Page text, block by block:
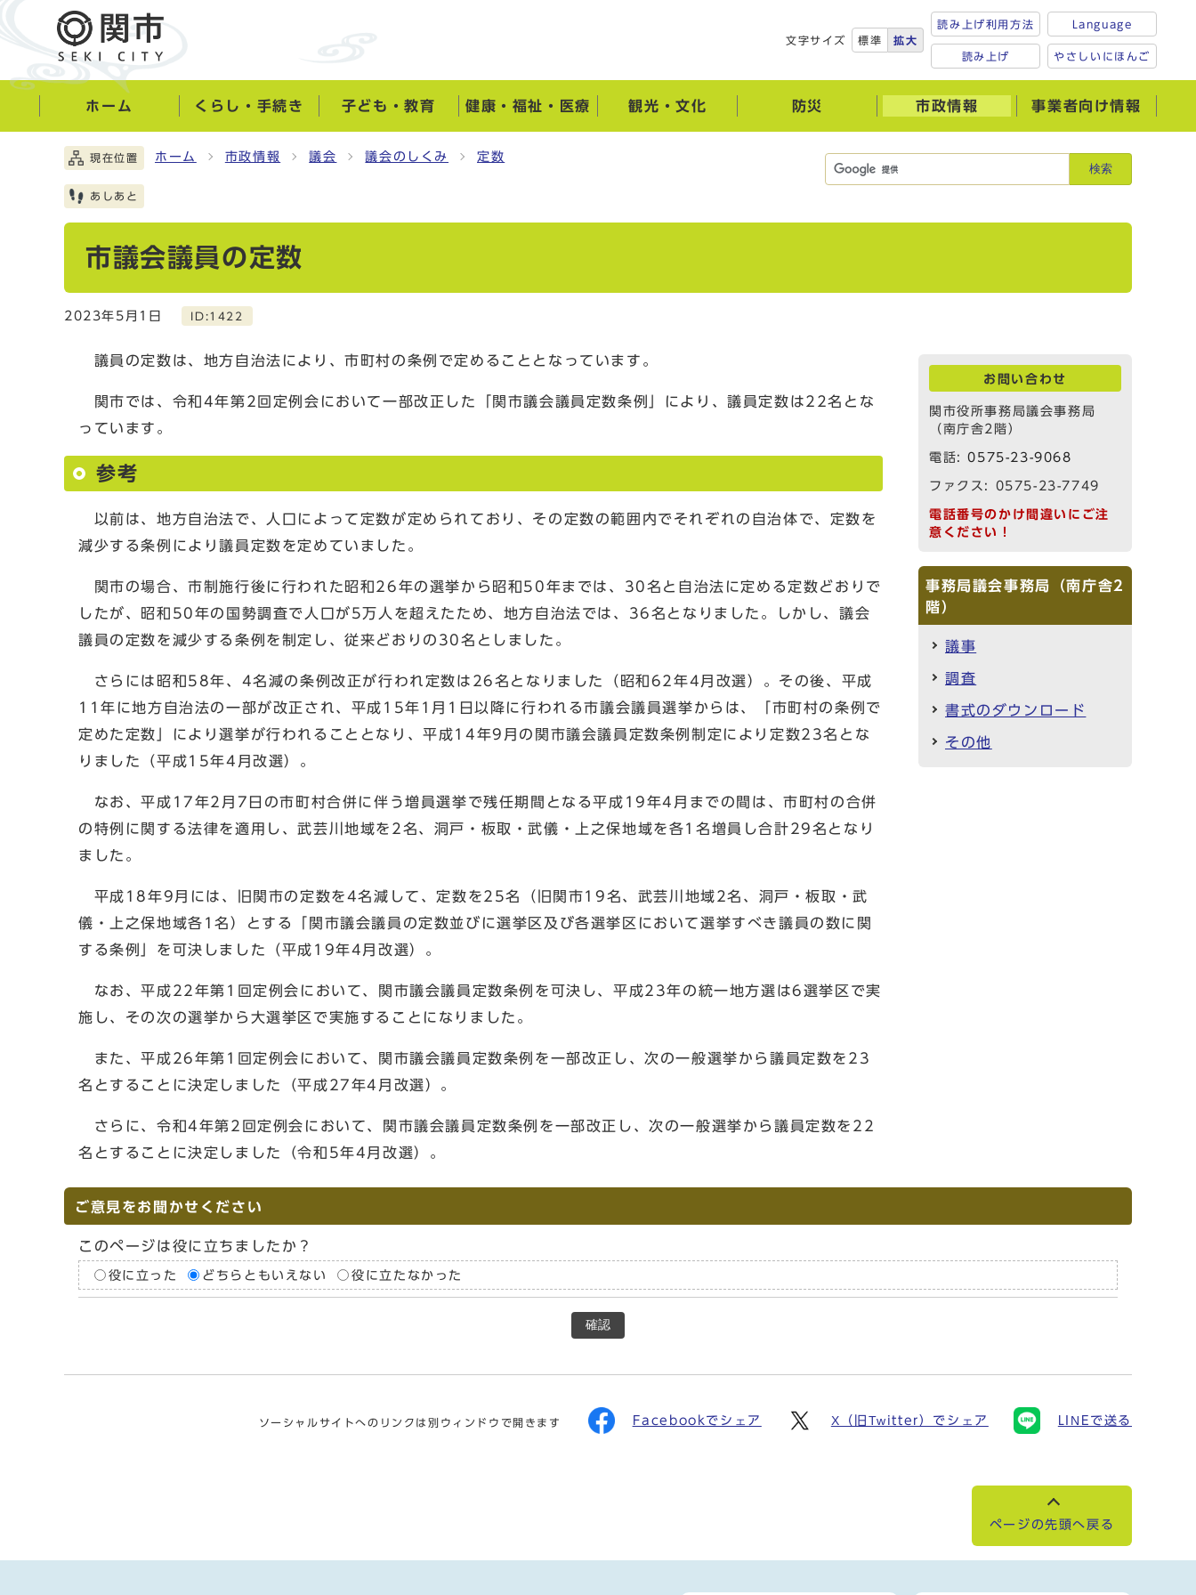
文字サイズ 標準 拡大
読み上げ利用方法
読み上げ
Language
やさしいにほんご
ホーム くらし・手続き 子ども・教育 健康・福祉・医療 観光・文化 防災 市政情報 事業者向け情報
検索
現在位置 ホーム 市政情報 議会 議会のしくみ 定数
あしあと
市議会議員の定数
2023年5月1日 ID:1422
議員の定数は、地方自治法により、市町村の条例で定めることとなっています。
関市では、令和4年第2回定例会において一部改正した「関市議会議員定数条例」により、議員定数は22名とな
っています。
参考
以前は、地方自治法で、人口によって定数が定められており、その定数の範囲内でそれぞれの自治体で、定数を
減少する条例により議員定数を定めていました。
関市の場合、市制施行後に行われた昭和26年の選挙から昭和50年までは、30名と自治法に定める定数どおりで
したが、昭和50年の国勢調査で人口が5万人を超えたため、地方自治法では、36名となりました。しかし、議会
議員の定数を減少する条例を制定し、従来どおりの30名としました。
さらには昭和58年、4名減の条例改正が行われ定数は26名となりました（昭和62年4月改選）。その後、平成
11年に地方自治法の一部が改正され、平成15年1月1日以降に行われる市議会議員選挙からは、「市町村の条例で
定めた定数」により選挙が行われることとなり、平成14年9月の関市議会議員定数条例制定により定数23名とな
りました（平成15年4月改選）。
なお、平成17年2月7日の市町村合併に伴う増員選挙で残任期間となる平成19年4月までの間は、市町村の合併
の特例に関する法律を適用し、武芸川地域を2名、洞戸・板取・武儀・上之保地域を各1名増員し合計29名となり
ました。
平成18年9月には、旧関市の定数を4名減して、定数を25名（旧関市19名、武芸川地域2名、洞戸・板取・武
儀・上之保地域各1名）とする「関市議会議員の定数並びに選挙区及び各選挙区において選挙すべき議員の数に関
する条例」を可決しました（平成19年4月改選）。
なお、平成22年第1回定例会において、関市議会議員定数条例を可決し、平成23年の統一地方選は6選挙区で実
施し、その次の選挙から大選挙区で実施することになりました。
また、平成26年第1回定例会において、関市議会議員定数条例を一部改正し、次の一般選挙から議員定数を23
名とすることに決定しました（平成27年4月改選）。
さらに、令和4年第2回定例会において、関市議会議員定数条例を一部改正し、次の一般選挙から議員定数を22
名とすることに決定しました（令和5年4月改選）。
お問い合わせ
関市役所事務局議会事務局
（南庁舎2階）
電話:0575-23-9068
ファクス: 0575-23-7749
電話番号のかけ間違いにご注
意ください！
事務局議会事務局（南庁舎2
階）
議事
調査
書式のダウンロード
その他
ご意見をお聞かせください
このページは役に立ちましたか？
役に立った どちらともいえない 役に立たなかった
確認
ソーシャルサイトへのリンクは別ウィンドウで開きます Facebookでシェア X（旧Twitter）でシェア LINEで送る
ページの先頭へ戻る